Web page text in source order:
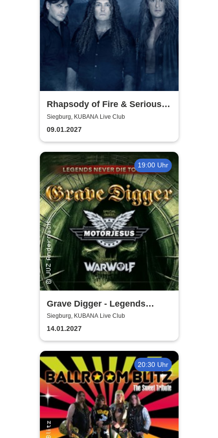
Rhapsody of Fire & Serious
Black - Motocultor Tour 2027
Siegburg, KUBANA Live Club
09.01.2027
19:00 Uhr
Grave Digger - Legends
Never Die Tour '27
Siegburg, KUBANA Live Club
14.01.2027
20:30 Uhr